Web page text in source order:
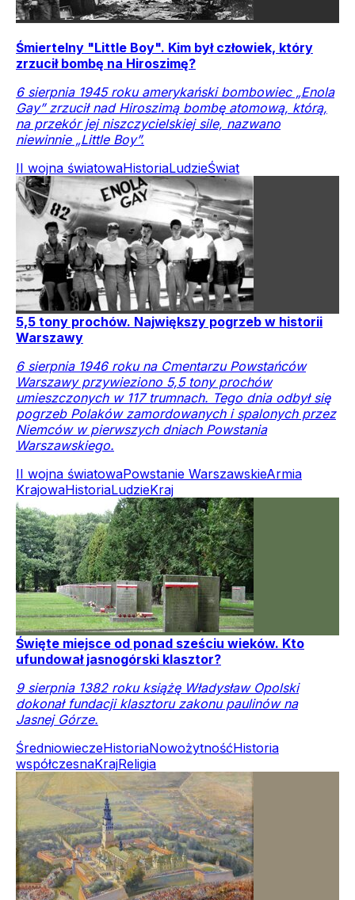
Śmiertelny "Little Boy". Kim był człowiek, który
zrzucił bombę na Hiroszimę?
6 sierpnia 1945 roku amerykański bombowiec „Enola
Gay” zrzucił nad Hiroszimą bombę atomową, którą,
na przekór jej niszczycielskiej sile, nazwano
niewinnie „Little Boy”.
II wojna światowaHistoriaLudzieŚwiat
5,5 tony prochów. Największy pogrzeb w historii
Warszawy
6 sierpnia 1946 roku na Cmentarzu Powstańców
Warszawy przywieziono 5,5 tony prochów
umieszczonych w 117 trumnach. Tego dnia odbył się
pogrzeb Polaków zamordowanych i spalonych przez
Niemców w pierwszych dniach Powstania
Warszawskiego.
II wojna światowaPowstanie WarszawskieArmia
KrajowaHistoriaLudzieKraj
Święte miejsce od ponad sześciu wieków. Kto
ufundował jasnogórski klasztor?
9 sierpnia 1382 roku książę Władysław Opolski
dokonał fundacji klasztoru zakonu paulinów na
Jasnej Górze.
ŚredniowieczeHistoriaNowożytnośćHistoria
współczesnaKrajReligia